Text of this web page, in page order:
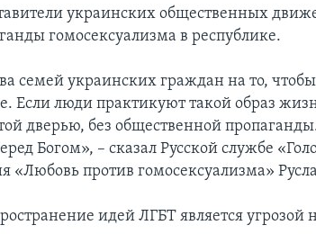
украинских общественных
гомосексуализма в республике.
семей украинских граждан на то,
Если люди практикуют такой образ
дверью, без общественной
Богом», – сказал Русской службе
«Любовь против гомосексуализма»
идей ЛГБТ является угрозой